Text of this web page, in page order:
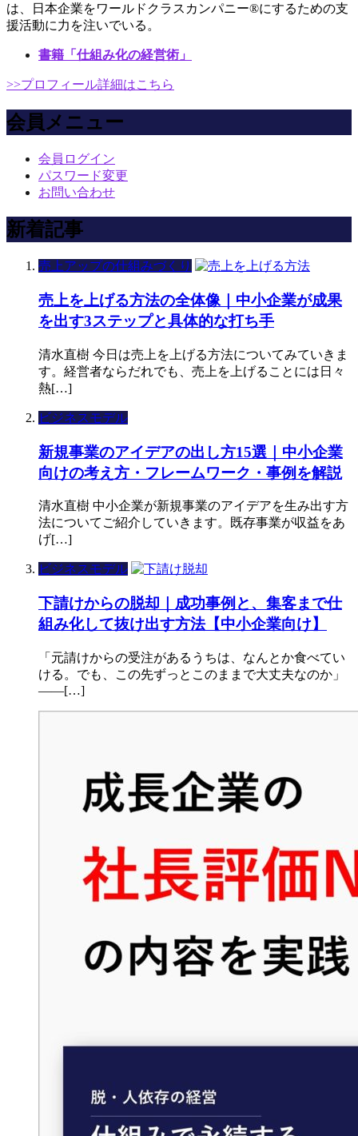
は、日本企業をワールドクラスカンパニー®にするための支
援活動に力を注いでいる。
書籍「仕組み化の経営術」
>>プロフィール詳細はこちら
会員メニュー
会員ログイン
パスワード変更
お問い合わせ
新着記事
売上アップの仕組みづくり
売上を上げる方法の全体像｜中小企業が成果
を出す3ステップと具体的な打ち手
清水直樹 今日は売上を上げる方法についてみていきま
す。経営者ならだれでも、売上を上げることには日々
熱[…]
ビジネスモデル
新規事業のアイデアの出し方15選｜中小企業
向けの考え方・フレームワーク・事例を解説
清水直樹 中小企業が新規事業のアイデアを生み出す方
法についてご紹介していきます。既存事業が収益をあ
げ[…]
ビジネスモデル
下請けからの脱却｜成功事例と、集客まで仕
組み化して抜け出す方法【中小企業向け】
「元請けからの受注があるうちは、なんとか食べてい
ける。でも、この先ずっとこのままで大丈夫なのか」
——[…]